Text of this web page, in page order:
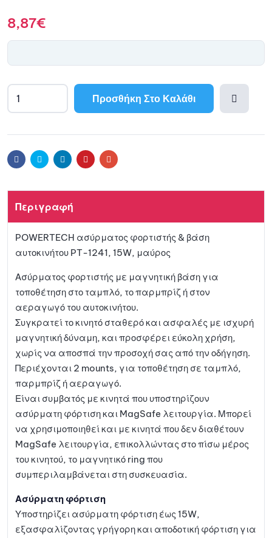
8,87€
Προσθήκη Στο Καλάθι
FacebookTwitter LinkedinPinterestEmail
Περιγραφή
POWERTECH ασύρματος φορτιστής & βάση
αυτοκινήτου PT-1241, 15W, μαύρος
Ασύρματος φορτιστής με μαγνητική βάση για
τοποθέτηση στο ταμπλό, το παρμπρίζ ή στον
αεραγωγό του αυτοκινήτου.
Συγκρατεί το κινητό σταθερό και ασφαλές με ισχυρή
μαγνητική δύναμη, και προσφέρει εύκολη χρήση,
χωρίς να αποσπά την προσοχή σας από την οδήγηση.
Περιέχονται 2 mounts, για τοποθέτηση σε ταμπλό,
παρμπρίζ ή αεραγωγό.
Είναι συμβατός με κινητά που υποστηρίζουν
ασύρματη φόρτιση και MagSafe λειτουργία. Μπορεί
να χρησιμοποιηθεί και με κινητά που δεν διαθέτουν
MagSafe λειτουργία, επικολλώντας στο πίσω μέρος
του κινητού, το μαγνητικό ring που
συμπεριλαμβάνεται στη συσκευασία.
Ασύρματη φόρτιση
Υποστηρίζει ασύρματη φόρτιση έως 15W,
εξασφαλίζοντας γρήγορη και αποδοτική φόρτιση για